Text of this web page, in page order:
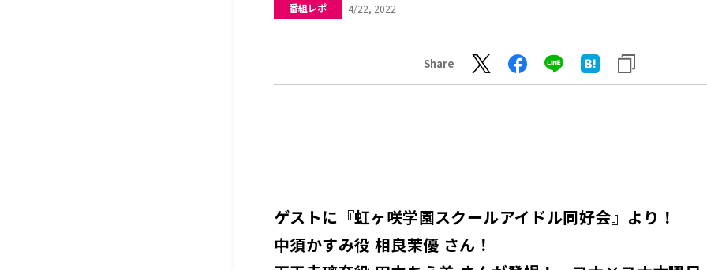
番組レポ 4/22, 2022
Share
ゲストに『虹ヶ咲学園スクールアイドル同好会』より！
中須かすみ役 相良茉優 さん！